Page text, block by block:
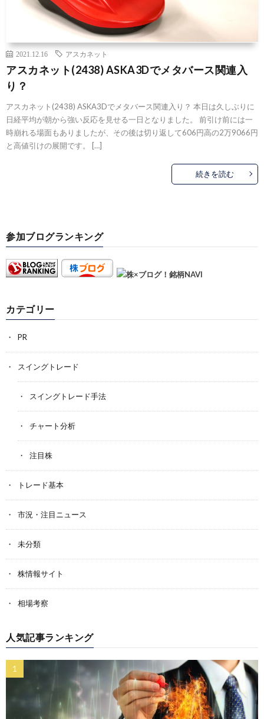
2021.12.16 アスカネット
アスカネット(2438) ASKA3Dでメタバース関連入
り？
アスカネット(2438) ASKA3Dでメタバース関連入り？ 本日は久しぶりに
日経平均が朝から強い反応を見せる一日となりました。 前引け前には一
時崩れる場面もありましたが、その後は切り返して606円高の2万9066円
と高値引けの展開です。 […]
続きを読む
参加ブログランキング
カテゴリー
PR
スイングトレード
スイングトレード手法
チャート分析
注目株
トレード基本
市況・注目ニュース
未分類
株情報サイト
相場考察
人気記事ランキング